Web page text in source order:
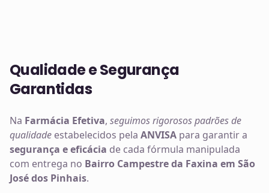
Qualidade e Segurança
Garantidas
Na Farmácia Efetiva, seguimos rigorosos padrões de
qualidade estabelecidos pela ANVISA para garantir a
segurança e eficácia de cada fórmula manipulada
com entrega no Bairro Campestre da Faxina em São
José dos Pinhais.